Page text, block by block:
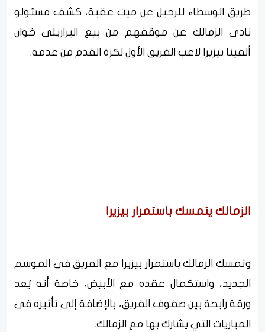
طريق الوسطاء للرحيل عن ميت عقبة، كشف مسئولو
نادى الزمالك عن موقفهم من بيع البرازيلى خوان
ألفينا بيزيرا لاعب الفريق الأول لكرة القدم من عدمه.
الزمالك يتمسك باستمرار بيزيرا
وتمسك الزمالك باستمرار بيزيرا مع الفريق فى الموسم
الجديد، واستكمال عقده مع الأبيض، خاصة أنه يٌعد
ورقة رابحة بين صفوف الفريق، بالإضافة إلى تأثيره فى
المباريات التي يشارك بها مع الزمالك.